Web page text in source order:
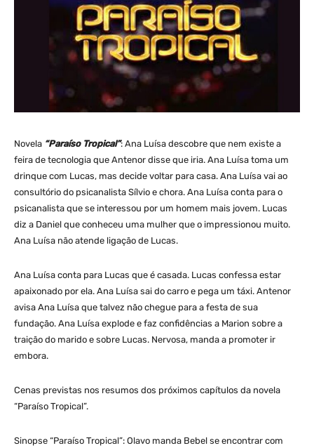
Novela “Paraíso Tropical”: Ana Luísa descobre que nem existe a
feira de tecnologia que Antenor disse que iria. Ana Luísa toma um
drinque com Lucas, mas decide voltar para casa. Ana Luísa vai ao
consultório do psicanalista Sílvio e chora. Ana Luísa conta para o
psicanalista que se interessou por um homem mais jovem. Lucas
diz a Daniel que conheceu uma mulher que o impressionou muito.
Ana Luísa não atende ligação de Lucas.
Ana Luísa conta para Lucas que é casada. Lucas confessa estar
apaixonado por ela. Ana Luísa sai do carro e pega um táxi. Antenor
avisa Ana Luísa que talvez não chegue para a festa de sua
fundação. Ana Luísa explode e faz confidências a Marion sobre a
traição do marido e sobre Lucas. Nervosa, manda a promoter ir
embora.
Cenas previstas nos resumos dos próximos capítulos da novela
“Paraíso Tropical”.
Sinopse “Paraíso Tropical”: Olavo manda Bebel se encontrar com